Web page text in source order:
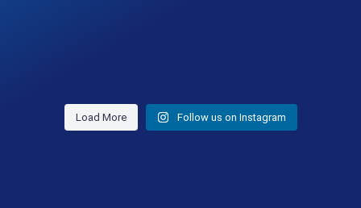
Load More Follow us on Instagram